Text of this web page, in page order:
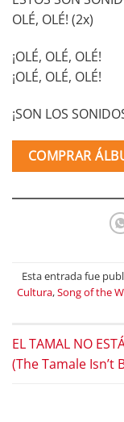
OLÉ, OLÉ! (2x)
¡OLÉ, OLÉ, OLÉ!
¡OLÉ, OLÉ, OLÉ!
¡SON LOS
COMPRAR
Esta entrada fue
Cultura,Song of the
EL TAMAL NO
(The Tamale Isn’t